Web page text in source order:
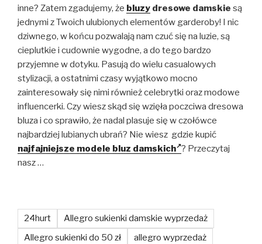
inne? Zatem zgadujemy, że bluzy dresowe damskie są
jednymi z Twoich ulubionych elementów garderoby! I nic
dziwnego, w końcu pozwalają nam czuć się na luzie, są
cieplutkie i cudownie wygodne, a do tego bardzo
przyjemne w dotyku. Pasują do wielu casualowych
stylizacji, a ostatnimi czasy wyjątkowo mocno
zainteresowały się nimi również celebrytki oraz modowe
influencerki. Czy wiesz skąd się wzięła poczciwa dresowa
bluza i co sprawiło, że nadal plasuje się w czołówce
najbardziej lubianych ubrań? Nie wiesz gdzie kupić
najfajniejsze modele bluz damskich ? Przeczytaj
nasz …
24hurt
Allegro sukienki damskie wyprzedaż
Allegro sukienki do 50 zł
allegro wyprzedaż